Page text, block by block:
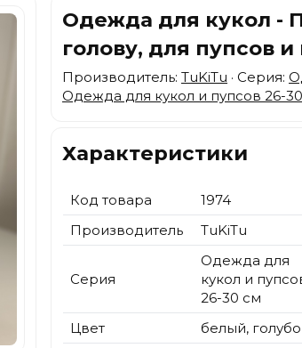
Одежда для кукол -
голову, для пупсов
Производитель: TuKiTu · Серия:
Одежда для кукол и пупсов 26-
Характеристики
Код товара
1974
Производитель
TuKiTu
Серия
Одежда для
кукол и
26-30 см
Цвет
белый,